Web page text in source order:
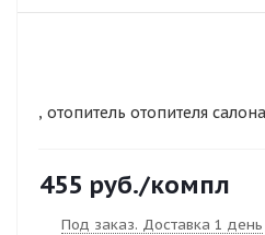
, отопитель отопителя салона
455 руб./компл
Под заказ. Доставка 1 день